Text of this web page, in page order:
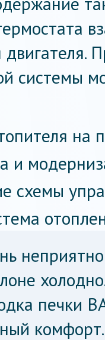
системы
на
и
схемы
печки
комфорт.